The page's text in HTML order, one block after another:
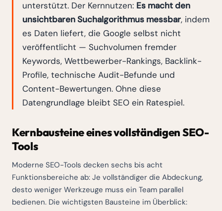
unterstützt. Der Kernnutzen: Es macht den
unsichtbaren Suchalgorithmus messbar, indem
es Daten liefert, die Google selbst nicht
veröffentlicht — Suchvolumen fremder
Keywords, Wettbewerber-Rankings, Backlink-
Profile, technische Audit-Befunde und
Content-Bewertungen. Ohne diese
Datengrundlage bleibt SEO ein Ratespiel.
Kernbausteine eines vollständigen SEO-
Tools
Moderne SEO-Tools decken sechs bis acht
Funktionsbereiche ab: Je vollständiger die Abdeckung,
desto weniger Werkzeuge muss ein Team parallel
bedienen. Die wichtigsten Bausteine im Überblick: